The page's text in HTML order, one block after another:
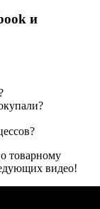
и
товарному
видео!